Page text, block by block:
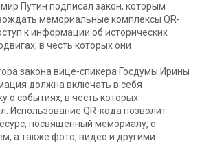
Путин подписал закон, которым
мемориальные комплексы QR-
к информации об исторических
в честь которых они
закона вице-спикера Госдумы Ирины
должна включать в себя
о событиях, в честь которых
Использование QR-кода позволит
посвящённый мемориалу, с
а также фото, видео и другими